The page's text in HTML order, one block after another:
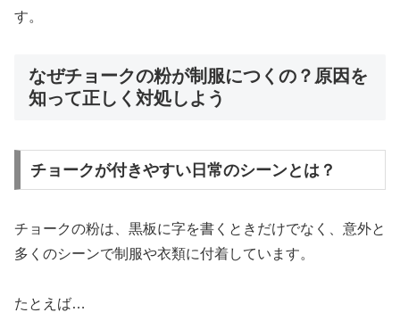
す。
なぜチョークの粉が制服につくの？原因を
知って正しく対処しよう
チョークが付きやすい日常のシーンとは？
チョークの粉は、黒板に字を書くときだけでなく、意外と
多くのシーンで制服や衣類に付着しています。
たとえば…